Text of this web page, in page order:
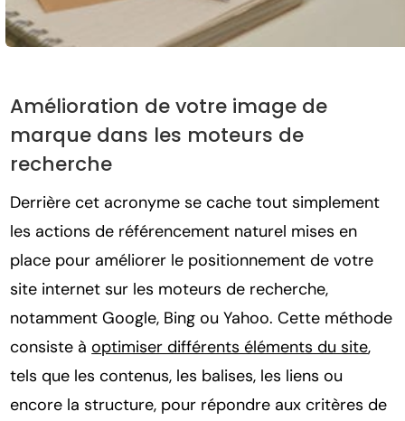
Amélioration de votre image de
marque dans les moteurs de
recherche
Derrière cet acronyme se cache tout simplement
les actions de référencement naturel mises en
place pour améliorer le positionnement de votre
site internet sur les moteurs de recherche,
notamment Google, Bing ou Yahoo. Cette méthode
consiste àoptimiser différents éléments du site,
tels que les contenus, les balises, les liens ou
encore la structure, pour répondre aux critères de